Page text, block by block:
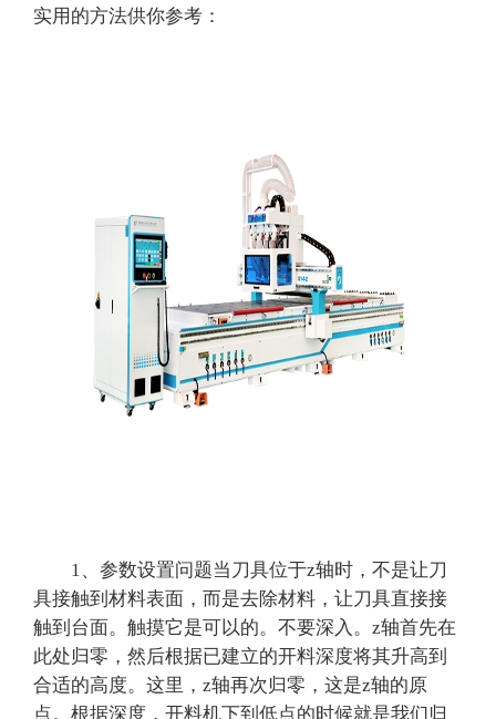
实用的方法供你参考：
1、参数设置问题当刀具位于z轴时，不是让刀
具接触到材料表面，而是去除材料，让刀具直接接
触到台面。触摸它是可以的。不要深入。z轴首先在
此处归零，然后根据已建立的开料深度将其升高到
合适的高度。这里，z轴再次归零，这是z轴的原
点。根据深度，开料机下到低点的时候就是我们归